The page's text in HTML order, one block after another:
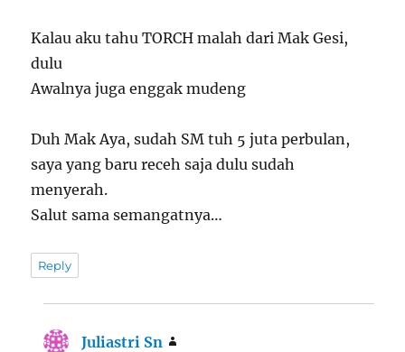
Kalau aku tahu TORCH malah dari Mak Gesi,
dulu
Awalnya juga enggak mudeng
Duh Mak Aya, sudah SM tuh 5 juta perbulan,
saya yang baru receh saja dulu sudah
menyerah.
Salut sama semangatnya…
Reply
Juliastri Sn